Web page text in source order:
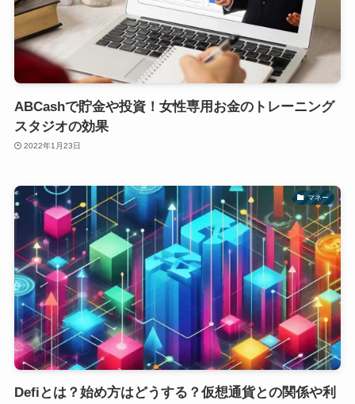
ABCashで貯金や投資！女性専用お金のトレーニング
スタジオの効果
2022年1月23日
マネー
Defiとは？始め方はどうする？仮想通貨との関係や利